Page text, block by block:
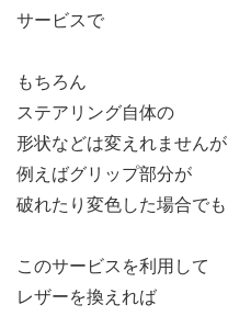
サービスで
もちろん
ステアリング自体の
形状などは変えれませんが
例えばグリップ部分が
破れたり変色した場合でも
このサービスを利用して
レザーを換えれば